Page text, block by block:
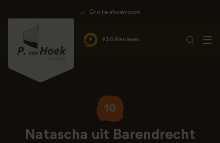
Grote showroom
9 930 Reviews
10
Natascha uit Barendrecht